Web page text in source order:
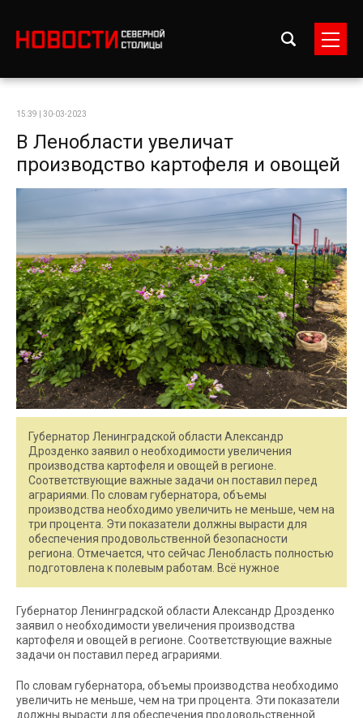
15:39 | 30-03-2023
В Ленобласти увеличат
производство картофеля и овощей
Губернатор Ленинградской области Александр
Дрозденко заявил о необходимости увеличения
производства картофеля и овощей в регионе.
Соответствующие важные задачи он поставил перед
аграриями. По словам губернатора, объемы
производства необходимо увеличить не меньше, чем на
три процента. Эти показатели должны вырасти для
обеспечения продовольственной безопасности
региона. Отмечается, что сейчас Ленобласть полностью
подготовлена к полевым работам. Всё нужное
Губернатор Ленинградской области Александр Дрозденко
заявил о необходимости увеличения производства
картофеля и овощей в регионе. Соответствующие важные
задачи он поставил перед аграриями.
По словам губернатора, объемы производства необходимо
увеличить не меньше, чем на три процента. Эти показатели
должны вырасти для обеспечения продовольственной